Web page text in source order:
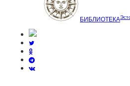
БИБЛИОТЕКА